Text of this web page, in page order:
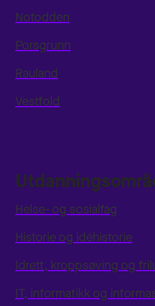
Notodden
Porsgrunn
Rauland
Vestfold
Helse- og sosialfag
Historie og idéhistorie
Idrett, kroppsøving og
IT, informatikk og